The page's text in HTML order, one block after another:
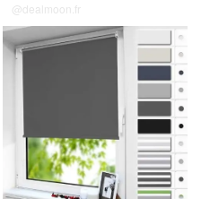
@dealmoon.fr
百叶窗/卷帘窗